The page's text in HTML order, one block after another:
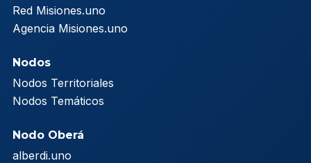
Red Misiones.uno
Agencia Misiones.uno
Nodos
Nodos Territoriales
Nodos Temáticos
Nodo Oberá
alberdi.uno